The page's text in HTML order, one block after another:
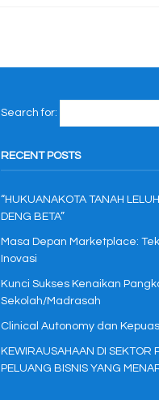
Search for:
RECENT POSTS
“HUKUANAKOTA TANAH
DENG BETA”
Masa Depan Marketplace:
Inovasi
Kunci Sukses Kenaikan
Sekolah/Madrasah
Clinical Autonomy dan
KEWIRAUSAHAAN DI SEKTOR
PELUANG BISNIS YANG